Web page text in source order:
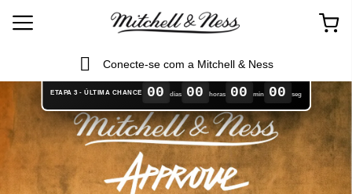
Conecte-se com a Mitchell & Ness
ETAPA 3 - ÚLTIMA CHANCE 00 dias 00 horas 00 min 00 seg